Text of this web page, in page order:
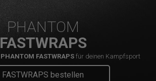
PHANTOM
FASTWRAPS
PHANTOM FASTWRAPS für deinen Kampfsport
FASTWRAPS bestellen